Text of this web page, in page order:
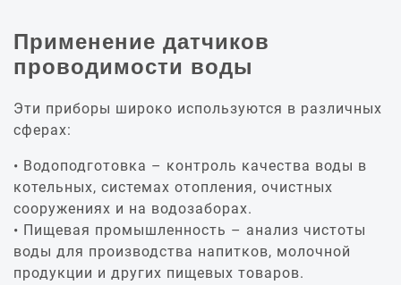
Применение датчиков
проводимости воды
Эти приборы широко используются в различных
сферах:
Водоподготовка – контроль качества воды в
котельных, системах отопления, очистных
сооружениях и на водозаборах.
Пищевая промышленность – анализ чистоты
воды для производства напитков, молочной
продукции и других пищевых товаров.